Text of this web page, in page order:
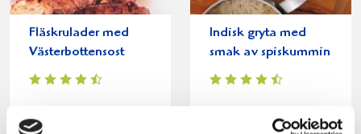
Fläskrulader med
Västerbottensost
Indisk gryta med
smak av spiskummin